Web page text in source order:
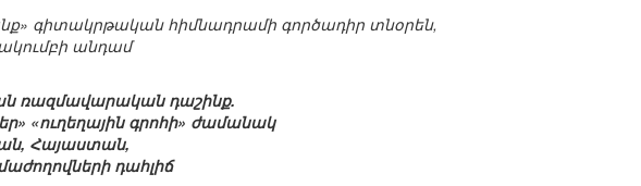
գիտակրթական հիմնադրամի գործադիր տնօրեն,
անդամ
ռազմավարական դաշինք.
«ուղեղային գրոհի» ժամանակ
Հայաստան,
դահլիճ